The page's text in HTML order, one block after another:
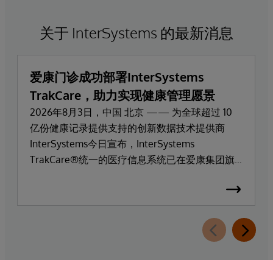
关于 InterSystems 的最新消息
爱康门诊成功部署InterSystems
TrakCare，助力实现健康管理愿景
2026年8月3日，中国 北京 —— 为全球超过 10
亿份健康记录提供支持的创新数据技术提供商
InterSystems今日宣布，InterSystems
TrakCare®统一的医疗信息系统已在爱康集团旗